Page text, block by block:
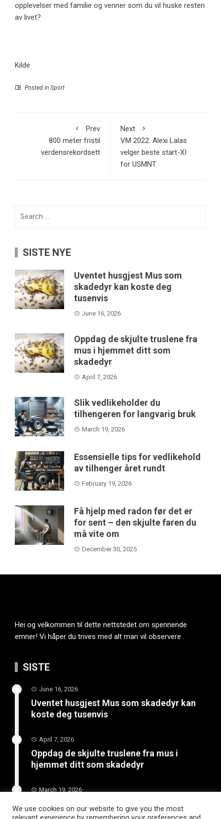
opplevelser med familie og venner som du vil huske resten
av livet?
Kilde
Posted in Sport
Prev
800 meter fristil
verdensrekordsett
Next
VM 2022: Alexi Lalas
velger beste start-XI
for USMNT
SISTE NYE
Uventet husgjest Mus som
skadedyr kan koste deg
tusenvis
June 16, 2026
Oppdag de skjulte truslene fra
mus i hjemmet ditt som
skadedyr
April 7, 2026
Slik vedlikeholder du
tilhengeren for langvarig bruk
March 19, 2026
Essensielle tips for vedlikehold
av tilhenger året rundt
February 19, 2026
Få hjelp med radon før det er
for sent – den skjulte faren du
må vite om
December 30, 2025
Hei og velkommen til dette nettstedet om spennende
emner! Vi håper du trives med alt man vil observere .
SISTE
June 16, 2026
Uventet husgjest Mus som skadedyr kan
koste deg tusenvis
April 7, 2026
Oppdag de skjulte truslene fra mus i
hjemmet ditt som skadedyr
March 19, 2026
Slik vedlikeholder du tilhengeren for
langvarig bruk
We use cookies on our website to give you the most